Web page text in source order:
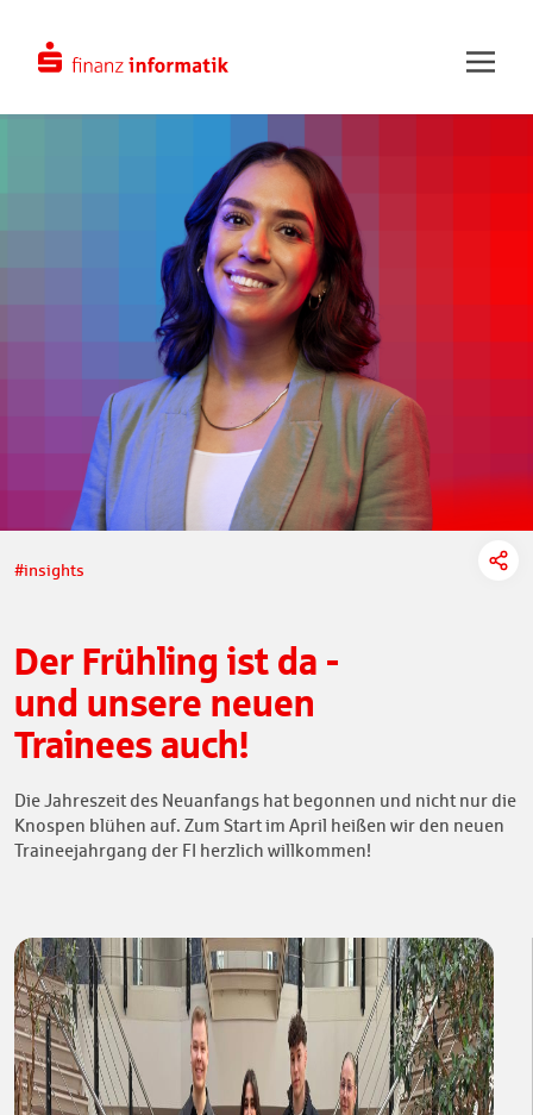
#insights
Der Frühling ist da -
und unsere neuen
Trainees auch!
Die Jahreszeit des Neuanfangs hat begonnen und nicht nur die
Knospen blühen auf. Zum Start im April heißen wir den neuen
Traineejahrgang der FI herzlich willkommen!